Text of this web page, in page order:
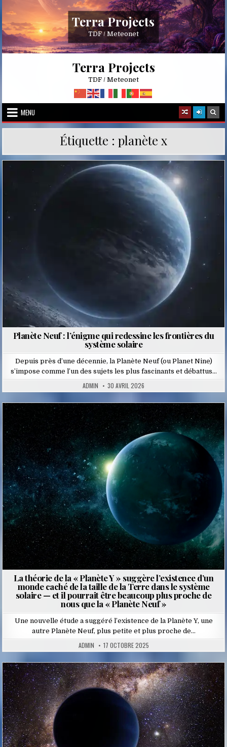
content
Terra Projects
TDF / Meteonet
Terra Projects
TDF / Meteonet
MENU
Étiquette : planète x
Posted
Planète Neuf : l’énigme qui redessine les frontières du
système solaire
Depuis près d’une décennie, la Planète Neuf (ou Planet Nine)
s’impose comme l’un des sujets les plus fascinants et débattus…
ADMIN 30 AVRIL 2026
Posted
in
La théorie de la « Planète Y » suggère l’existence d’un
monde caché de la taille de la Terre dans le système
solaire — et il pourrait être beaucoup plus proche de
nous que la « Planète Neuf »
Une nouvelle étude a suggéré l’existence de la Planète Y, une
autre Planète Neuf, plus petite et plus proche de…
ADMIN 17 OCTOBRE 2025
Posted